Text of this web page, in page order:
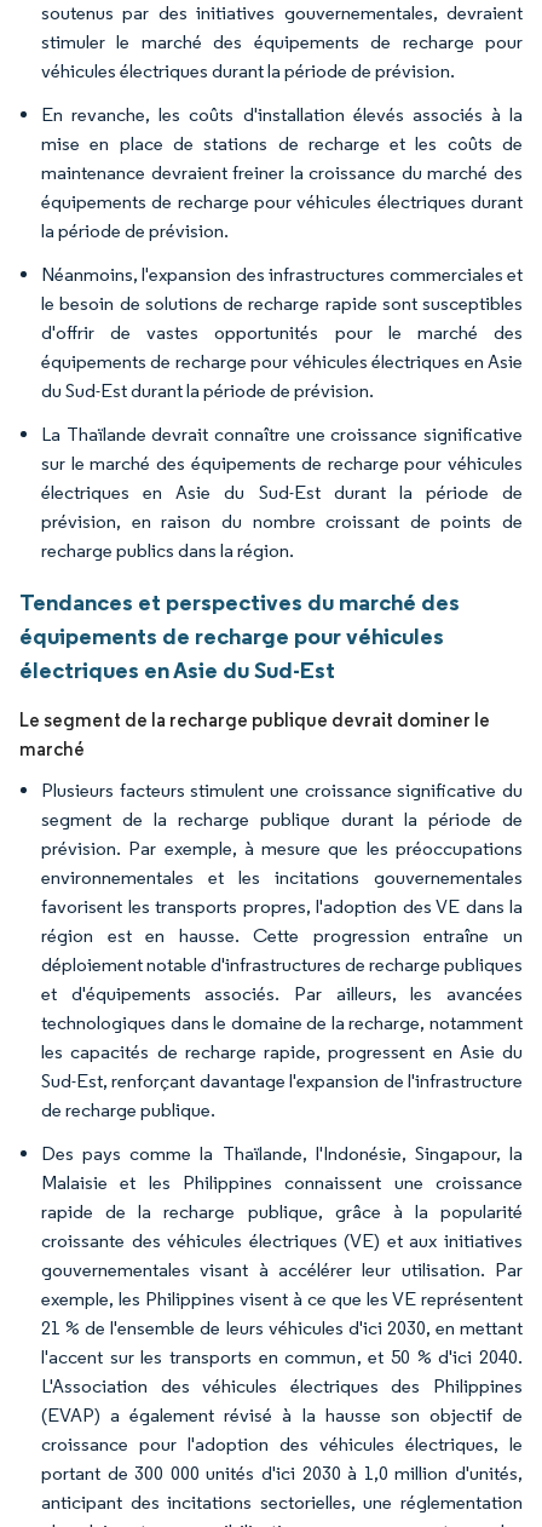
soutenus par des initiatives gouvernementales, devraient
stimuler le marché des équipements de recharge pour
véhicules électriques durant la période de prévision.
En revanche, les coûts d'installation élevés associés à la
mise en place de stations de recharge et les coûts de
maintenance devraient freiner la croissance du marché des
équipements de recharge pour véhicules électriques durant
la période de prévision.
Néanmoins, l'expansion des infrastructures commerciales et
le besoin de solutions de recharge rapide sont susceptibles
d'offrir de vastes opportunités pour le marché des
équipements de recharge pour véhicules électriques en Asie
du Sud-Est durant la période de prévision.
La Thaïlande devrait connaître une croissance significative
sur le marché des équipements de recharge pour véhicules
électriques en Asie du Sud-Est durant la période de
prévision, en raison du nombre croissant de points de
recharge publics dans la région.
Tendances et perspectives du marché des
équipements de recharge pour véhicules
électriques en Asie du Sud-Est
Le segment de la recharge publique devrait dominer le
marché
Plusieurs facteurs stimulent une croissance significative du
segment de la recharge publique durant la période de
prévision. Par exemple, à mesure que les préoccupations
environnementales et les incitations gouvernementales
favorisent les transports propres, l'adoption des VE dans la
région est en hausse. Cette progression entraîne un
déploiement notable d'infrastructures de recharge publiques
et d'équipements associés. Par ailleurs, les avancées
technologiques dans le domaine de la recharge, notamment
les capacités de recharge rapide, progressent en Asie du
Sud-Est, renforçant davantage l'expansion de l'infrastructure
de recharge publique.
Des pays comme la Thaïlande, l'Indonésie, Singapour, la
Malaisie et les Philippines connaissent une croissance
rapide de la recharge publique, grâce à la popularité
croissante des véhicules électriques (VE) et aux initiatives
gouvernementales visant à accélérer leur utilisation. Par
exemple, les Philippines visent à ce que les VE représentent
21 % de l'ensemble de leurs véhicules d'ici 2030, en mettant
l'accent sur les transports en commun, et 50 % d'ici 2040.
L'Association des véhicules électriques des Philippines
(EVAP) a également révisé à la hausse son objectif de
croissance pour l'adoption des véhicules électriques, le
portant de 300 000 unités d'ici 2030 à 1,0 million d'unités,
anticipant des incitations sectorielles, une réglementation